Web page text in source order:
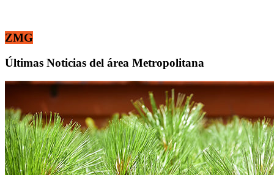
ZMG
Últimas Noticias del área Metropolitana